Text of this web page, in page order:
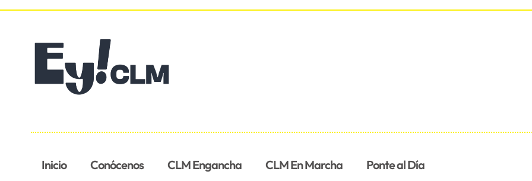
Inicio Conócenos CLM Engancha CLM En Marcha Ponte al Día